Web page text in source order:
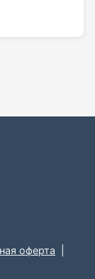
оферта